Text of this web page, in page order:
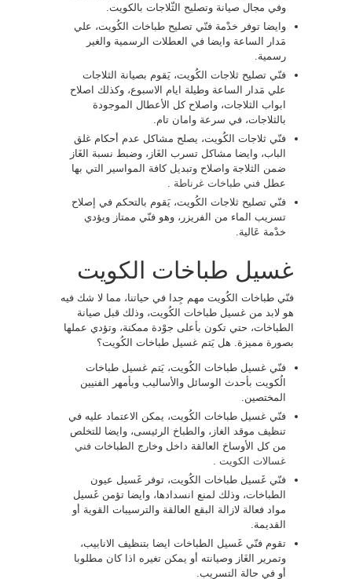
وفي مجال صيانة وتصليح الثّلاجات بالكويت.
وايضا توفر خدْمة فنّي تصليح طباخات الكُويت، علي
مَدار الساعة وايضا في العطلات الرسمية والغير
رسمية.
فنّي تصليح ثلاجات الكُويت، يَقوم بصيانة الثلاجات
علي مَدار الساعة وطيلة ايام الاسبوع، وكذلك اصلاح
ابواب الثلاجات، واصلاح كل الأعطال الموجودة
بالثلاجات، في سرعة وامان تام.
فنّي ثلاجات الكُويت، يصلح مشاكل عدم أحكام غلق
الباب، وايضا مشاكل تسرب الغَاز، وضبط نسبة الغَاز
ضمن الثلاجة واصلاح وتبديل كافة المواسير التي بها
عطل فني طباخات غرناطة
فنّي تصليح ثلاجات الكُويت، يَقوم بالتحكم في إصلاح
تسريب الماء من الفريزر، وهو فنّي ممتاز ويؤدي
خدْمة عَالية.
غسيل طباخات الكويت
فنّي طباخات الكُويت مهم جِدا في حياتنا، مما لا شك فيه
هو لابد من غسيل طباخات الكُويت، وذلك قبل صيانة
الطباخات، حتي تكون بأعلى جوْدة ممكنة، وتؤدي عملها
بصورة مميزة. هل يَتم غسيل طباخات الكُويت؟
فنّي غسيل طباخات الكُويت، يَتم غسيل طباخات
الُكويت بأحدث الوسائل والأساليب وبأمهر الفنيين
المختصين.
فنّي غسيل طباخات الكُويت، يمكن الاعتماد عليه في
تنظيف موقد الغاز، والطباخ الرئيسى، وايضا للتخلص
من كل الأوساخ العالقة داخل وخارج الطباخات فني
غسالات الكويت
فنّي غَسيل طباخات الكُويت، توفر غَسيل عيون
الطباخات، وذلك لمنع انسدادها، وايضا تؤمن غَسيل
مواد فعالة لازالة البقع العالقة والترسيبات القوية أو
القديمة.
تقوم فنّي غَسيل الطباخات ايضا بتنظيف الانابيب،
وتمرير الغَاز وصيانته أو يمكن تغيره اذا كان مطلوبا
أو في حالة التسريب.